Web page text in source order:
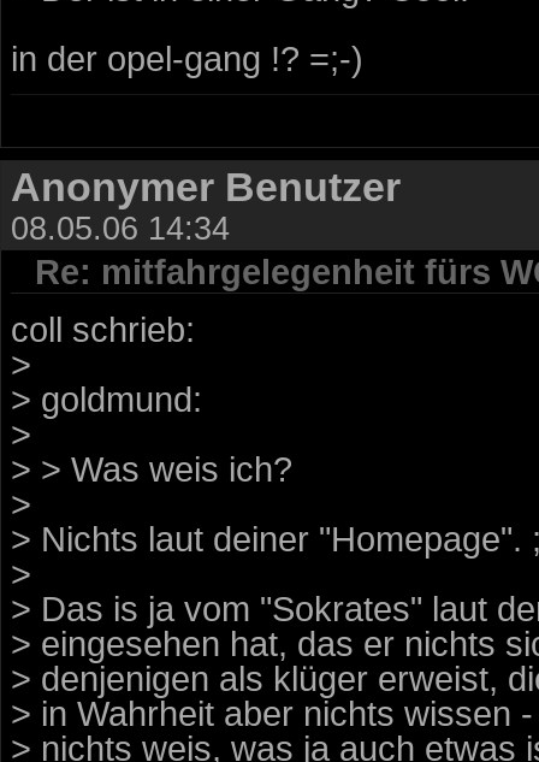
in der opel-gang !? =;-)
Anonymer Benutzer
08.05.06 14:34
Re: mitfahrgelegenheit fürs
coll schrieb:
>
> goldmund:
>
> > Was weis ich?
>
> Nichts laut deiner "Homepage".
>
> Das is ja vom "Sokrates" laut
> eingesehen hat, das er nichts
> denjenigen als klüger erweist,
> in Wahrheit aber nichts wissen
> nichts weis, was ja auch etwas